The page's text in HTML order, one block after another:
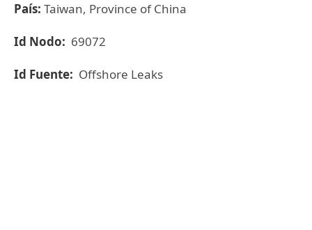
País: Taiwan, Province of China
Id Nodo: 69072
Id Fuente: Offshore Leaks